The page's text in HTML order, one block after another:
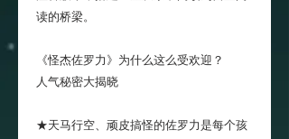
读的桥梁。
《怪杰佐罗力》为什么这么受欢迎？
人气秘密大揭晓
★天马行空、顽皮搞怪的佐罗力是每个孩